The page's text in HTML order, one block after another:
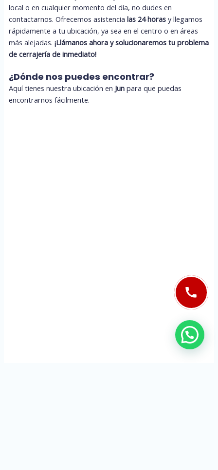
local o en cualquier momento del día, no dudes en
contactarnos. Ofrecemos asistencia las 24 horasy llegamos
rápidamente a tu ubicación, ya sea en el centro o en áreas
más alejadas. ¡Llámanos ahora y solucionaremos tu problema
de cerrajería de inmediato!
¿Dónde nos puedes encontrar?
Aquí tienes nuestra ubicación en Junpara que puedas
encontrarnos fácilmente.